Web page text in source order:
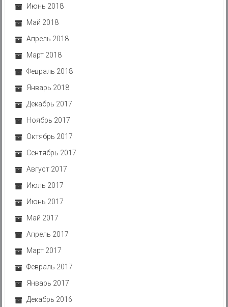
Июнь 2018
Май 2018
Апрель 2018
Март 2018
Февраль 2018
Январь 2018
Декабрь 2017
Ноябрь 2017
Октябрь 2017
Сентябрь 2017
Август 2017
Июль 2017
Июнь 2017
Май 2017
Апрель 2017
Март 2017
Февраль 2017
Январь 2017
Декабрь 2016